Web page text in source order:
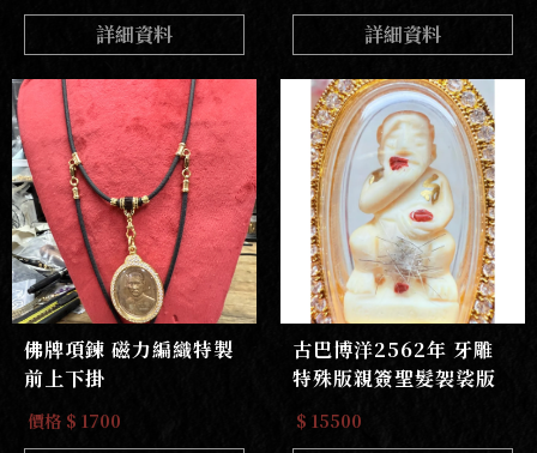
詳細資料 詳細資料
佛牌項鍊 磁力編織特製
前上下掛
價格 $ 1700
古巴博洋2562年 牙雕
特殊版親簽聖髮袈裟版
$ 15500